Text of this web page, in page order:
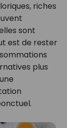
riches
sont
est de rester
plus